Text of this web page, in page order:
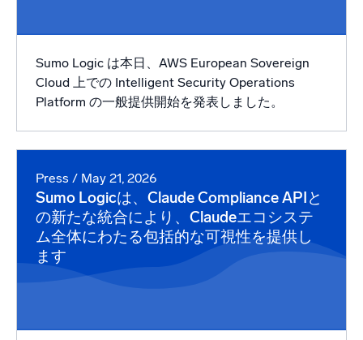
Sumo Logic は本日、AWS European Sovereign
Cloud 上での Intelligent Security Operations
Platform の一般提供開始を発表しました。
Press / May 21, 2026
Sumo Logicは、Claude Compliance APIと
の新たな統合により、Claudeエコシステ
ム全体にわたる包括的な可視性を提供し
ます